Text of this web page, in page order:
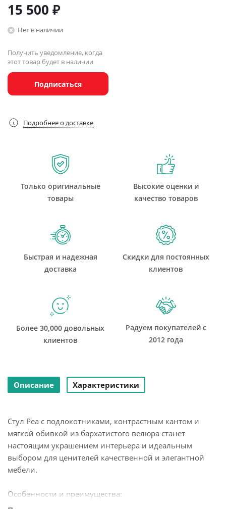
15 500 ₽
Нет в наличии
Получить уведомление, когда
этот товар будет в наличии
Подписаться
Подробнее о доставке
Только оригинальные
товары
Высокие оценки и
качество товаров
Быстрая и надежная
доставка
Скидки для постоянных
клиентов
Более 30,000 довольных
клиентов
Радуем покупателей с
2012 года
Описание Характеристики
Стул Pea с подлокотниками, контрастным кантом и
мягкой обивкой из бархатистого велюра станет
настоящим украшением интерьера и идеальным
выбором для ценителей качественной и элегантной
мебели.
Особенности и преимущества: